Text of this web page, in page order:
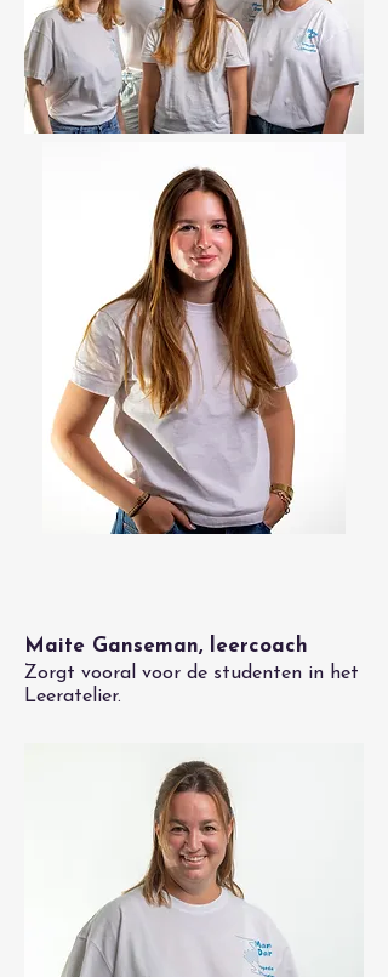
Maite Ganseman, leercoach
Zorgt vooral voor de studenten in het
Leeratelier.